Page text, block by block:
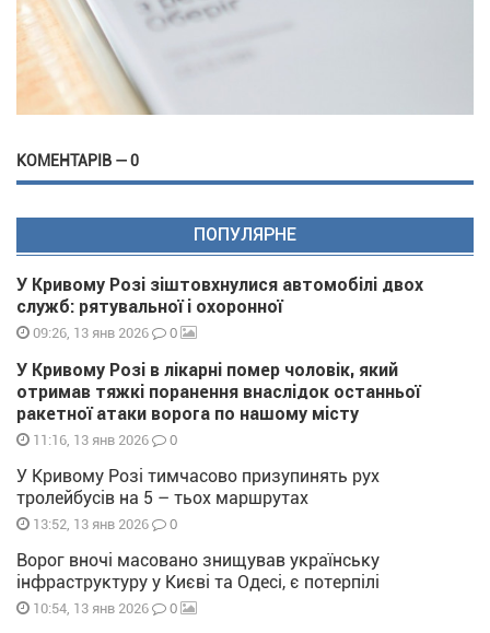
КОМЕНТАРІВ — 0
ПОПУЛЯРНЕ
У Кривому Розі зіштовхнулися автомобілі двох
служб: рятувальної і охоронної
09:26, 13 янв 2026 0
У Кривому Розі в лікарні помер чоловік, який
отримав тяжкі поранення внаслідок останньої
ракетної атаки ворога по нашому місту
11:16, 13 янв 2026 0
У Кривому Розі тимчасово призупинять рух
тролейбусів на 5 – тьох маршрутах
13:52, 13 янв 2026 0
Ворог вночі масовано знищував українську
інфраструктуру у Києві та Одесі, є потерпілі
10:54, 13 янв 2026 0